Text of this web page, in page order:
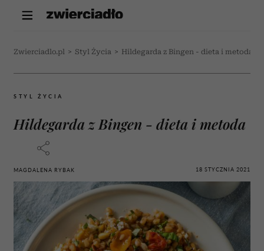
Zwierciadlo.pl > Styl Życia > Hildegarda z Bingen - dieta i metoda
STYL ŻYCIA
Hildegarda z Bingen - dieta i metoda
MAGDALENA RYBAK 18 STYCZNIA 2021